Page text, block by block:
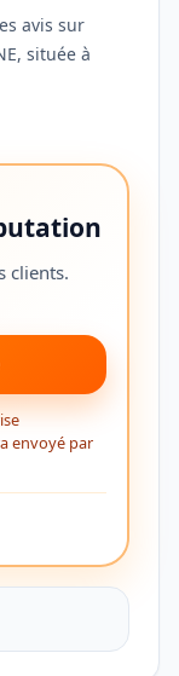
avis sur
située à
clients.
envoyé par